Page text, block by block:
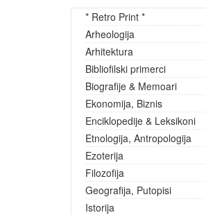
* Retro Print *
Arheologija
Arhitektura
Bibliofilski primerci
Biografije & Memoari
Ekonomija, Biznis
Enciklopedije & Leksikoni
Etnologija, Antropologija
Ezoterija
Filozofija
Geografija, Putopisi
Istorija